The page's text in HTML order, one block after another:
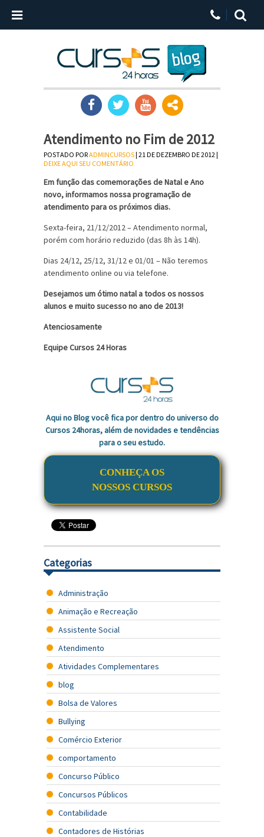
Atendimento no Fim de 2012
POSTADO PORADMINCURSOS| 21 DE DEZEMBRO DE 2012 |
DEIXE AQUI SEU COMENTÁRIO
Em função das comemorações de Natal e Ano
novo, informamos nossa programação de
atendimento para os próximos dias.
Sexta-feira, 21/12/2012 – Atendimento normal,
porém com horário reduzido (das 8h às 14h).
Dias 24/12, 25/12, 31/12 e 01/01 – Não teremos
atendimento online ou via telefone.
Desejamos um ótimo natal a todos os nossos
alunos e muito sucesso no ano de 2013!
Atenciosamente
Equipe Cursos 24 Horas
Aqui no Blog você fica por dentro do universo do
Cursos 24horas, além de novidades e tendências
para o seu estudo.
CONHEÇA OS
NOSSOS CURSOS
Categorias
Administração
Animação e Recreação
Assistente Social
Atendimento
Atividades Complementares
blog
Bolsa de Valores
Bullying
Comércio Exterior
comportamento
Concurso Público
Concursos Públicos
Contabilidade
Contadores de Histórias